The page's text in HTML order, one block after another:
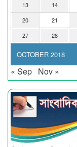
OCTOBER 2018
13
14
20
21
27
28
« Sep Nov »